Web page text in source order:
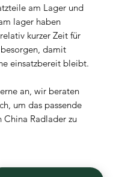
am Lager und
lager haben
kurzer Zeit für
damit
einsatzbereit bleibt.
an, wir beraten
um das passende
China Radlader zu